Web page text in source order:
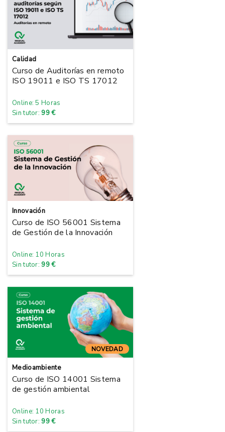
Calidad
Curso de Auditorías en remoto
ISO 19011 e ISO TS 17012
Online: 5 Horas
Sin tutor:99 €
Innovación
Curso de ISO 56001 Sistema
de Gestión de la Innovación
Online: 10 Horas
Sin tutor:99 €
NOVEDAD
Medioambiente
Curso de ISO 14001 Sistema
de gestión ambiental
Online: 10 Horas
Sin tutor:99 €